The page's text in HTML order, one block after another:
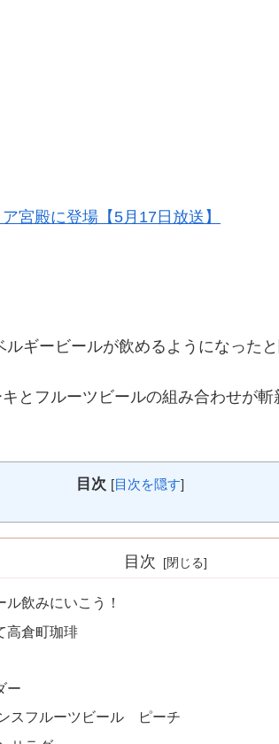
宮殿に登場【5月17日放送】
ルギービールが飲めるようになった
とフルーツビールの組み合わせが
目次 [目次を隠す]
目次
ル飲みにいこう！
高倉町珈琲
ー
スフルーツビール ピーチ